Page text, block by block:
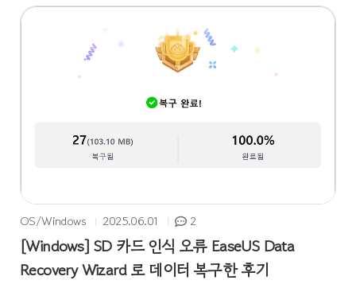
이번 포스팅에서는 테너쉐어 4DDiG 프로그램을 사용해서
MAC OS에서 파일을 복구하는 방법에 대해 알아보려고 합니
다. 테너쉐어 4DDiG는 데이터를 복구하는 전문 프로그램으
로, 윈도우나 맥 OS에서 삭제, 포맷, 손상된 저장 장치 등 다
양한 상황에서 데이터를 복구할 수 있도록 도와줍니다. 특히
OS/Windows 2025.06.01 2
[Windows] SD 카드 인식 오류 EaseUS Data
Recovery Wizard 로 데이터 복구한 후기